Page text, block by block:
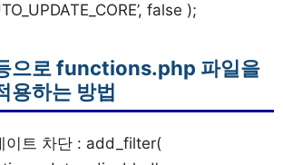
false );
으로 functions.php 파일을
용하는 방법
이트 차단 : add_filter(